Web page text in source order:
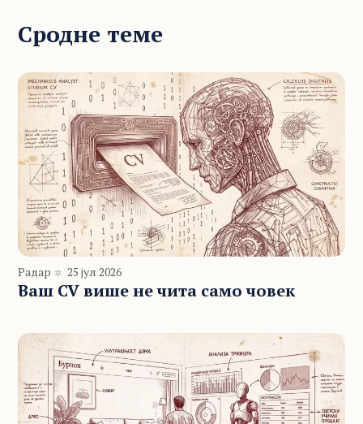
Сродне теме
Радар 25 јул 2026
Ваш CV више не чита само човек